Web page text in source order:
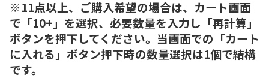
※11点以上、ご購入希望の場合は、カート画面
で「10+」を選択、必要数量を入力し「再計算」
ボタンを押下してください。当画面での「カート
に入れる」ボタン押下時の数量選択は1個で結構
です。